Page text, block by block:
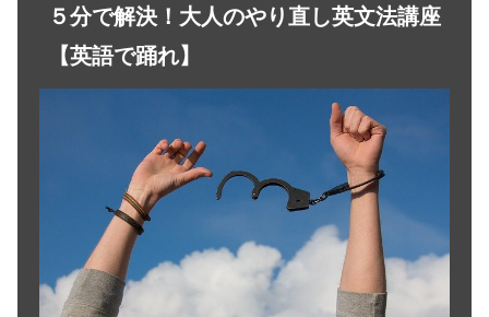
５分で解決！大人のやり直し英文法講座
【英語で踊れ】